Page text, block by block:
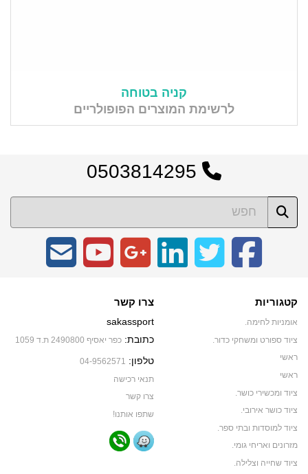
קניה בטוחה
לרשימת המוצרים הפופולריים
קטגוריות
אומניות לחימה.
ציוד ספורט ומשחקי כדור.
ראשי
ראשי
ציוד ומכשירי כושר.
ציוד כושר אירובי.
ציוד למוסדות ובתי ספר.
מזרונים ואריחי גומי.
ציוד שחייה וצלילה.
צרו קשר
sakassport
כתובת: כפר יאסיף 2490800 ת.ד 1059
טלפון: 04-9562571
תנאי רכישה
צרו קשר
שתפו אותנו!